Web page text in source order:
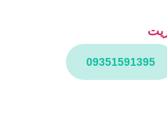
09351591395